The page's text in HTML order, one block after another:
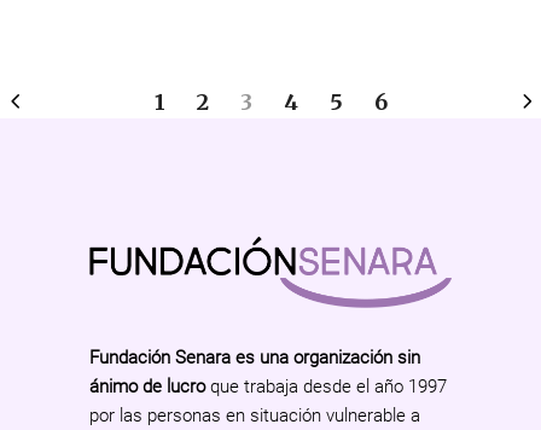
1 2 3 4 5 6
Fundación Senara es una organización sin
ánimo de lucroque trabaja desde el año 1997
por las personas en situación vulnerable a